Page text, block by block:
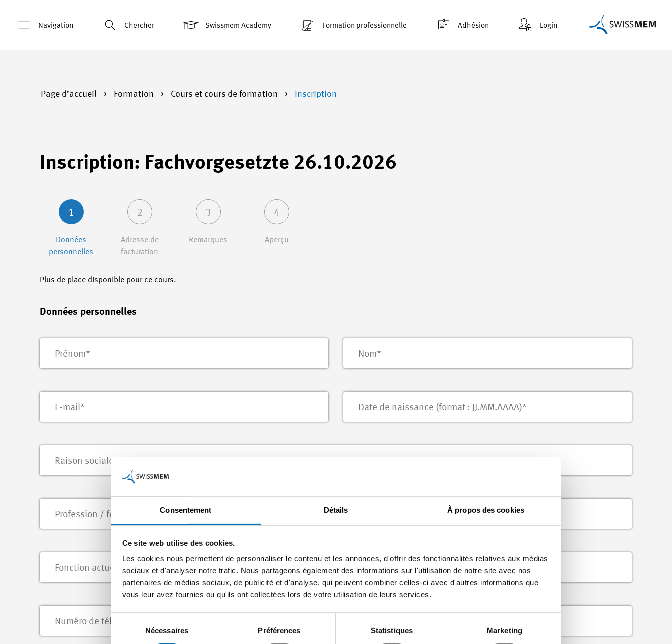
Consentement Détails À propos des cookies
Ce site web utilise des cookies.
Les cookies nous permettent de personnaliser le contenu et les annonces, d'offrir des fonctionnalités relatives aux médias
sociaux et d'analyser notre trafic. Nous partageons également des informations sur l'utilisation de notre site avec nos
partenaires de médias sociaux, de publicité et d'analyse, qui peuvent combiner celles-ci avec d'autres informations que
vous leur avez fournies ou qu'ils ont collectées lors de votre utilisation de leurs services.
Sélection
Nécessaires Préférences Statistiques Marketing
Navigation Chercher Swissmem Academy Formation professionnelle Adhésion Login
Page d’accueil Formation Cours et cours de formation Inscription
Inscription: Fachvorgesetzte 26.10.2026
1
Données
personnelles
2
Adresse de
facturation
3
Remarques
4
Aperçu
Plus de place disponible pour ce cours.
Données personnelles